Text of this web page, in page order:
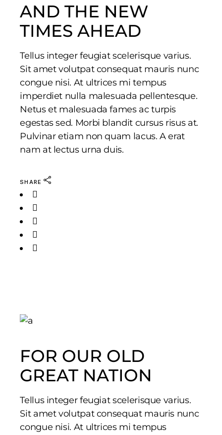
AND THE NEW
TIMES AHEAD
Tellus integer feugiat scelerisque varius.
Sit amet volutpat consequat mauris nunc
congue nisi. At ultrices mi tempus
imperdiet nulla malesuada pellentesque.
Netus et malesuada fames ac turpis
egestas sed. Morbi blandit cursus risus at.
Pulvinar etiam non quam lacus. A erat
nam at lectus urna duis.
SHARE
FOR OUR OLD
GREAT NATION
Tellus integer feugiat scelerisque varius.
Sit amet volutpat consequat mauris nunc
congue nisi. At ultrices mi tempus